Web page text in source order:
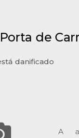
Porta de
danificado
A